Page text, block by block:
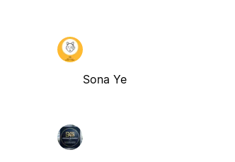
Sona Ye